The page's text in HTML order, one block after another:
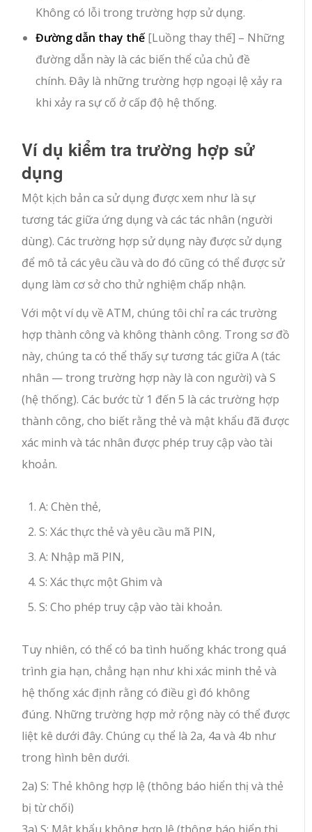
Không có lỗi trong trường hợp sử dụng.
Đường dẫn thay thế[Luồng thay thế] – Những
đường dẫn này là các biến thể của chủ đề
chính. Đây là những trường hợp ngoại lệ xảy ra
khi xảy ra sự cố ở cấp độ hệ thống.
Ví dụ kiểm tra trường hợp sử
dụng
Một kịch bản ca sử dụng được xem như là sự
tương tác giữa ứng dụng và các tác nhân (người
dùng). Các trường hợp sử dụng này được sử dụng
để mô tả các yêu cầu và do đó cũng có thể được sử
dụng làm cơ sở cho thử nghiệm chấp nhận.
Với một ví dụ về ATM, chúng tôi chỉ ra các trường
hợp thành công và không thành công. Trong sơ đồ
này, chúng ta có thể thấy sự tương tác giữa A (tác
nhân — trong trường hợp này là con người) và S
(hệ thống). Các bước từ 1 đến 5 là các trường hợp
thành công, cho biết rằng thẻ và mật khẩu đã được
xác minh và tác nhân được phép truy cập vào tài
khoản.
A: Chèn thẻ,
S: Xác thực thẻ và yêu cầu mã PIN,
A: Nhập mã PIN,
S: Xác thực một Ghim và
S: Cho phép truy cập vào tài khoản.
Tuy nhiên, có thể có ba tình huống khác trong quá
trình gia hạn, chẳng hạn như khi xác minh thẻ và
hệ thống xác định rằng có điều gì đó không
đúng. Những trường hợp mở rộng này có thể được
liệt kê dưới đây. Chúng cụ thể là 2a, 4a và 4b như
trong hình bên dưới.
2a) S: Thẻ không hợp lệ (thông báo hiển thị và thẻ
bị từ chối)